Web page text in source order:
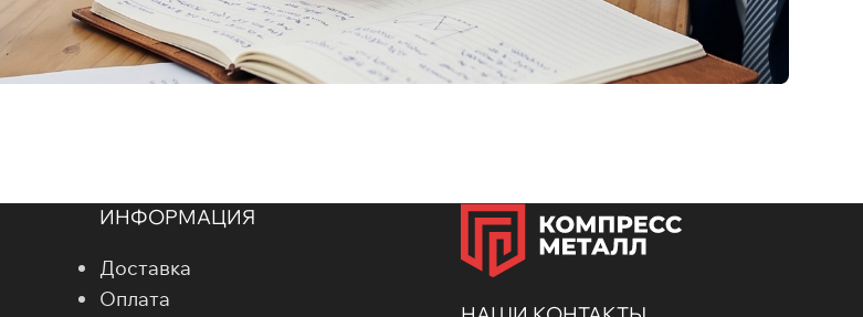
ИНФОРМАЦИЯ
Доставка
Оплата